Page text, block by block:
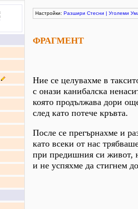
Настройки: Разшири Стесни | Уголеми
ФРАГМЕНТ
Ние се целувахме в
с онази канибалска
която продължава дори
след като потече кръвта.
После се прегърнахме и
като всеки от нас
при предишния си живот,
и не успяхме да стигнем